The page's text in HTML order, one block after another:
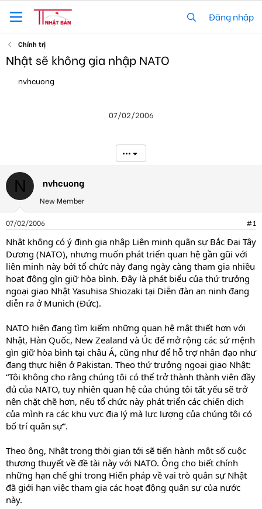
Đăng nhập
Chính trị
Nhật sẽ không gia nhập NATO
h
r
t
e
r
nvhcuong
07/02/2006
•••
N nvhcuong
New Member
07/02/2006 #1
Nhật không có ý định gia nhập Liên minh quân sự Bắc Đại Tây
Dương (NATO), nhưng muốn phát triển quan hệ gần gũi với
liên minh này bởi tổ chức này đang ngày càng tham gia nhiều
hoạt động gìn giữ hòa bình. Đây là phát biểu của thứ trưởng
ngoại giao Nhật Yasuhisa Shiozaki tại Diễn đàn an ninh đang
diễn ra ở Munich (Đức).
NATO hiện đang tìm kiếm những quan hệ mật thiết hơn với
Nhật, Hàn Quốc, New Zealand và Úc để mở rộng các sứ mệnh
gìn giữ hòa bình tại châu Á, cũng như để hỗ trợ nhân đạo như
đang thực hiện ở Pakistan. Theo thứ trưởng ngoại giao Nhật:
“Tôi không cho rằng chúng tôi có thể trở thành thành viên đầy
đủ của NATO, tuy nhiên quan hệ của chúng tôi tất yếu sẽ trở
nên chặt chẽ hơn, nếu tổ chức này phát triển các chiến dịch
của mình ra các khu vực địa lý mà lực lượng của chúng tôi có
bố trí quân sự”.
Theo ông, Nhật trong thời gian tới sẽ tiến hành một số cuộc
thương thuyết về đề tài này với NATO. Ông cho biết chính
những hạn chế ghi trong Hiến pháp về vai trò quân sự Nhật
đã giới hạn việc tham gia các hoạt động quân sự của nước
này.